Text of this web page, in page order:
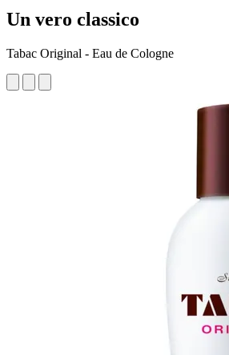
Un vero classico
Tabac Original - Eau de Cologne